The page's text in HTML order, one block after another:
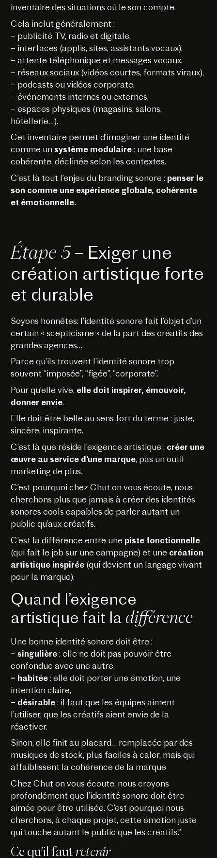
inventaire des situations où le son compte.
Cela inclut généralement :
– publicité TV, radio et digitale,
– interfaces (applis, sites, assistants vocaux),
– attente téléphonique et messages vocaux,
– réseaux sociaux (vidéos courtes, formats viraux),
– podcasts ou vidéos corporate,
– événements internes ou externes,
– espaces physiques (magasins, salons,
hôtellerie…).
Cet inventaire permet d’imaginer une identité
comme un système modulaire : une base
cohérente, déclinée selon les contextes.
C’est là tout l’enjeu du branding sonore : penser le
son comme une expérience globale, cohérente
et émotionnelle.
Étape 5 – Exiger une
création artistique forte
et durable
Soyons honnêtes: l’identité sonore fait l’objet d’un
certain « scepticisme » de la part des créatifs des
grandes agences…
Parce qu’ils trouvent l’identité sonore trop
souvent “imposée”, “figée”, “corporate”.
Pour qu’elle vive, elle doit inspirer, émouvoir,
donner envie.
Elle doit être belle au sens fort du terme : juste,
sincère, inspirante.
C’est là que réside l’exigence artistique : créer une
œuvre au service d’une marque, pas un outil
marketing de plus.
C’est pourquoi chez Chut on vous écoute, nous
cherchons plus que jamais à créer des identités
sonores cools capables de parler autant un
public qu’aux créatifs.
C’est la différence entre une piste fonctionnelle
(qui fait le job sur une campagne) et une création
artistique inspirée (qui devient un langage vivant
pour la marque).
Quand l’exigence
artistique fait la différence
Une bonne identité sonore doit être :
– singulière : elle ne doit pas pouvoir être
confondue avec une autre,
– habitée : elle doit porter une émotion, une
intention claire,
– désirable : il faut que les équipes aiment
l’utiliser, que les créatifs aient envie de la
réactiver.
Sinon, elle finit au placard… remplacée par des
musiques de stock, plus faciles à caler, mais qui
affaiblissent la cohérence de la marque
Chez Chut on vous écoute, nous croyons
profondément que l’identité sonore doit être
aimée pour être utilisée. C’est pourquoi nous
cherchons, à chaque projet, cette émotion juste
qui touche autant le public que les créatifs.”
Ce qu’il fautretenir